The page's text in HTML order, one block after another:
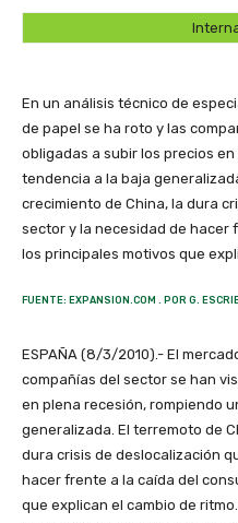
En un análisis técnico de
de papel se ha roto y las
obligadas a subir los precios
tendencia a la baja
crecimiento de China, la dura
sector y la necesidad de hacer
los principales motivos que
FUENTE: EXPANSION.COM . POR G.
ESPAÑA (8/3/2010).- El
compañías del sector se han
en plena recesión, rompiendo
generalizada. El terremoto de
dura crisis de deslocalización
hacer frente a la caída del
que explican el cambio de